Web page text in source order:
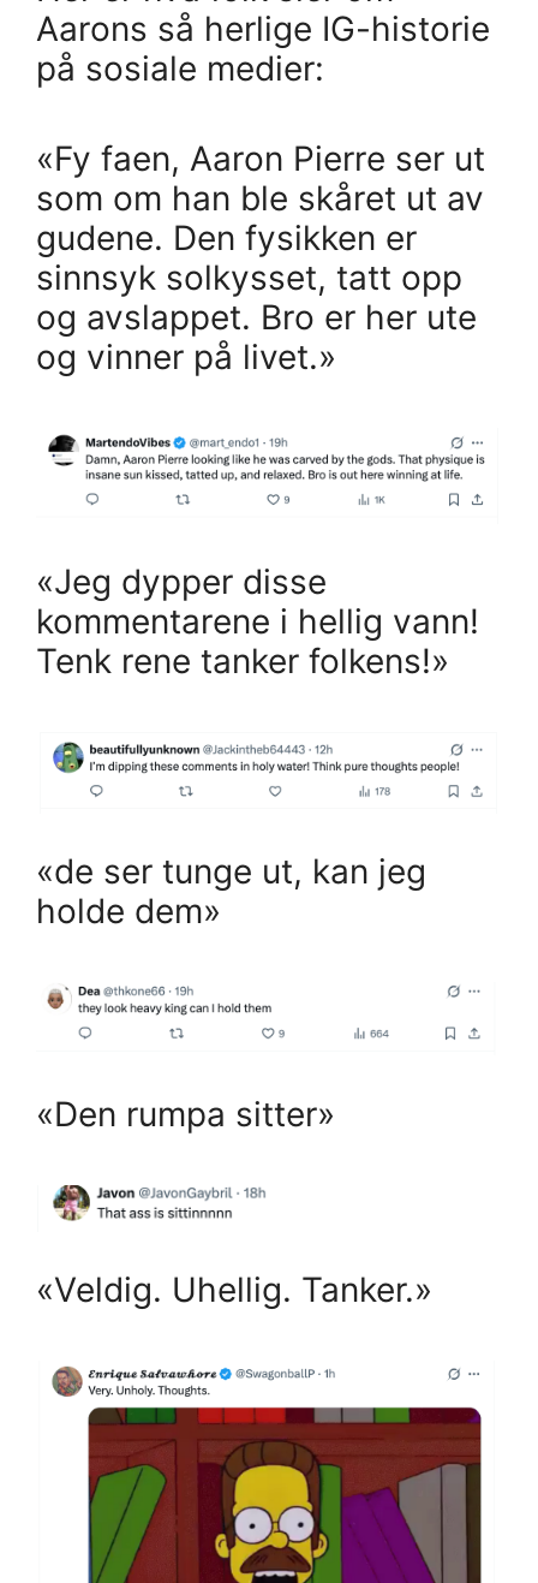
Aarons så herlige IG-historie
på sosiale medier:
«Fy faen, Aaron Pierre ser ut
som om han ble skåret ut av
gudene. Den fysikken er
sinnsyk solkysset, tatt opp
og avslappet. Bro er her ute
og vinner på livet.»
«Jeg dypper disse
kommentarene i hellig vann!
Tenk rene tanker folkens!»
«de ser tunge ut, kan jeg
holde dem»
«Den rumpa sitter»
«Veldig. Uhellig. Tanker.»